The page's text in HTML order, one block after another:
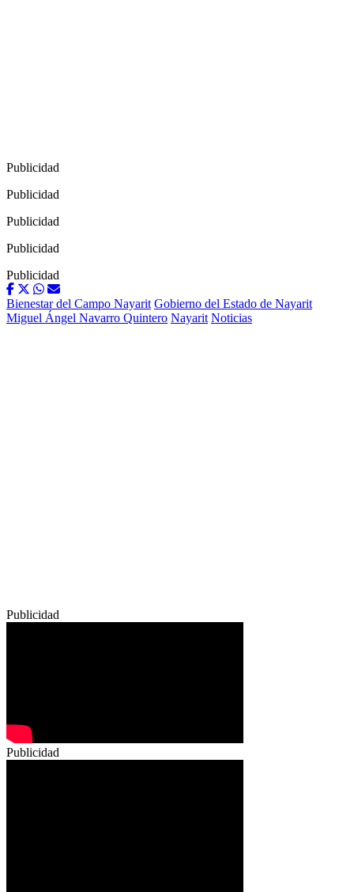
Publicidad
Publicidad
Publicidad
Publicidad
Publicidad
Bienestar del Campo Nayarit Gobierno del Estado de Nayarit
Miguel Ángel Navarro Quintero Nayarit Noticias
Publicidad
Publicidad